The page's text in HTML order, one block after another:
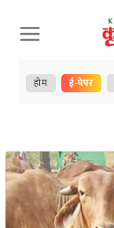
Skip
to
content
होम ई-पेपर